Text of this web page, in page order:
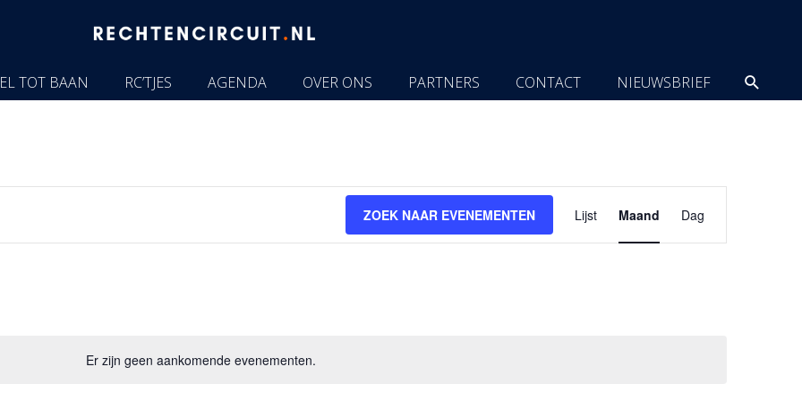
TOT BAAN RC’TJES AGENDA OVER ONS PARTNERS CONTACT NIEUWSBRIEF
Er zijn geen aankomende evenementen.
ZOEK NAAR EVENEMENTEN
weergaven
Lijst Maand Dag